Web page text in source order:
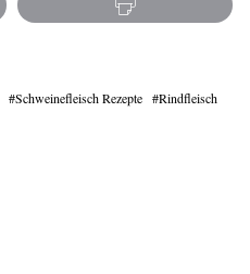
Schweinefleisch Rezepte
Rindfleisch